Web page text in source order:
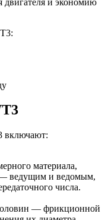
включают:
материала,
ведущим и ведомым,
числа.
— фрикционной